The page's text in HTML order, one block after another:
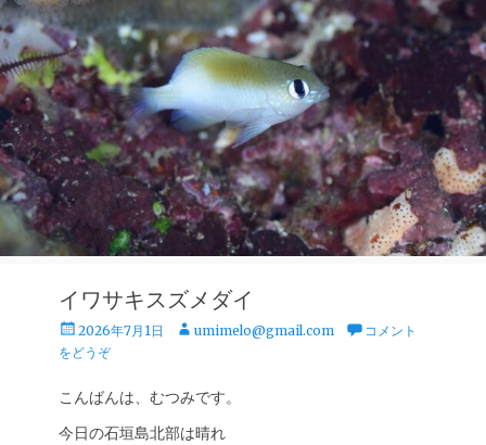
イワサキスズメダイ
投
稿
2026年7月1日
投 umimelo@gmail.com
コメント
をどうぞ
こんばんは、むつみです。
今日の石垣島北部は晴れ